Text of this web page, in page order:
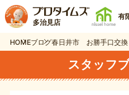
多治見店
有
HOMEブログ春日井市 お勝手口交
スタッフ